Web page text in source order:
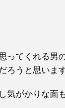
ってくれる男
ろうと思います
気がかりな面